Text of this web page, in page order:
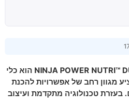
שייקר נינג'ה NINJA POWER NUTRI™ DUO CB103 הוא כלי
מגוון רחב של אפשרויות להכנת
טכנולוגיה מתקדמת ועיצוב